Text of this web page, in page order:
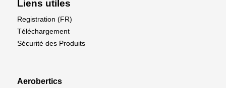
Liens utiles
Registration (FR)
Téléchargement
Sécurité des Produits
Aerobertics